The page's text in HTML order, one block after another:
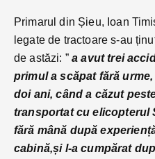
Primarul din Șieu, Ioan
legate de tractoare s-au
de astăzi: ”a avut trei
primul a scăpat fără
doi ani, când a căzut
transportat cu elicopterul
fără mână după
cabină,și l-a cumpărat